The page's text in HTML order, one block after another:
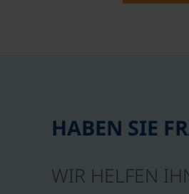
HABEN SIE
WIR HELFEN